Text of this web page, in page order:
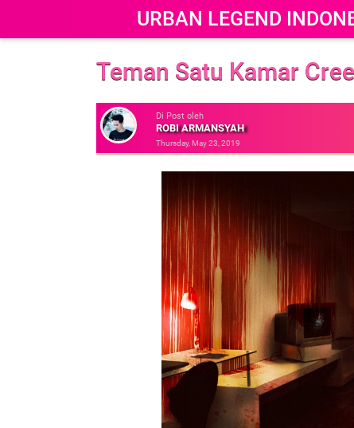
URBAN LEGEND
Teman Satu Kamar
Di Post oleh
ROBI ARMANSYAH
Thursday, May 23, 2019